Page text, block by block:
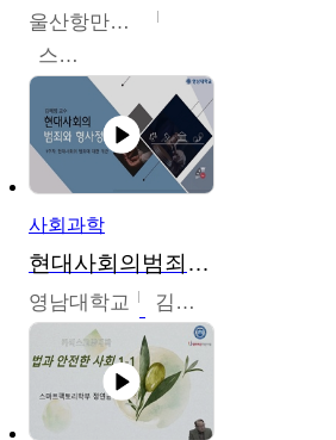
울산항만공사
스마트해상물류관리사 교육위원회
사회과학
현대사회의범죄와형사정책
영남대학교 김혜정